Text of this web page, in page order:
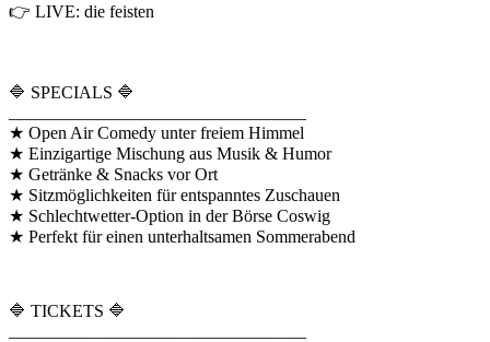
👉 LIVE: die feisten
🔷 SPECIALS 🔷
★ Open Air Comedy unter freiem Himmel
★ Einzigartige Mischung aus Musik & Humor
★ Getränke & Snacks vor Ort
★ Sitzmöglichkeiten für entspanntes Zuschauen
★ Schlechtwetter-Option in der Börse Coswig
★ Perfekt für einen unterhaltsamen Sommerabend
🔷 TICKETS 🔷